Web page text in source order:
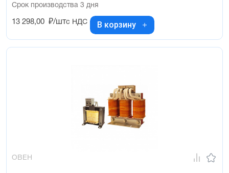
Срок производства 3 дня
13 298,00 ₽/штс НДС В корзину
ОВЕН